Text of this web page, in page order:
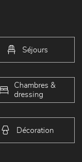
Séjours
Chambres &
dressing
Décoration